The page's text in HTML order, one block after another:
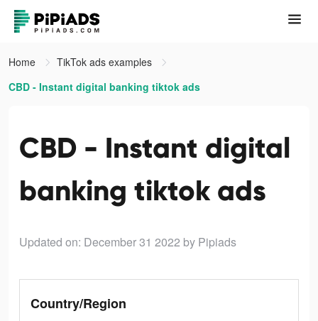
Home
TikTok ads examples
CBD - Instant digital banking tiktok ads
CBD - Instant digital
banking tiktok ads
Updated on: December 31 2022 by Pipiads
Country/Region